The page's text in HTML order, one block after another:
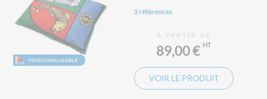
3 références
À PARTIR DE
89,00 €
VOIR LE PRODUIT